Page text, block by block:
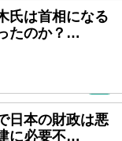
氏は首相になる
たのか？…
日本の財政は悪
に必要不…